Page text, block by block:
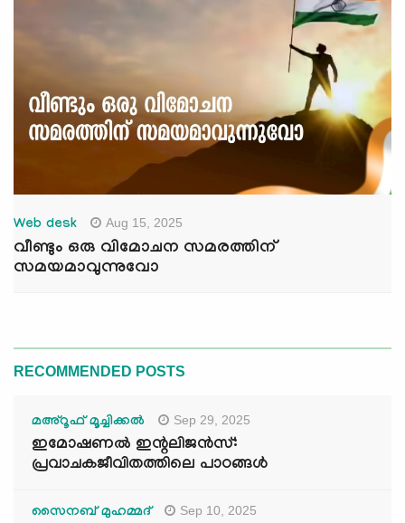
Web desk Aug 15, 2025
വീണ്ടും ഒരു വിമോചന സമരത്തിന്
സമയമാവുന്നുവോ
RECOMMENDED POSTS
മഅ്റൂഫ് മൂച്ചിക്കല്‍ Sep 29, 2025
ഇമോഷണൽ ഇന്റലിജൻസ്:
പ്രവാചകജീവിതത്തിലെ പാഠങ്ങൾ
സൈനബ് മുഹമ്മദ് Sep 10, 2025